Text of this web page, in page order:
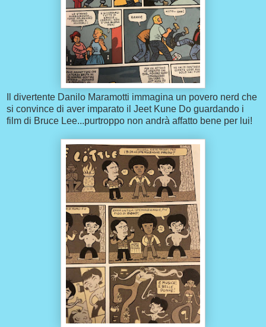
Il divertente Danilo Maramotti immagina un povero nerd che
si convince di aver imparato il Jeet Kune Do guardando i
film di Bruce Lee...purtroppo non andrà affatto bene per lui!